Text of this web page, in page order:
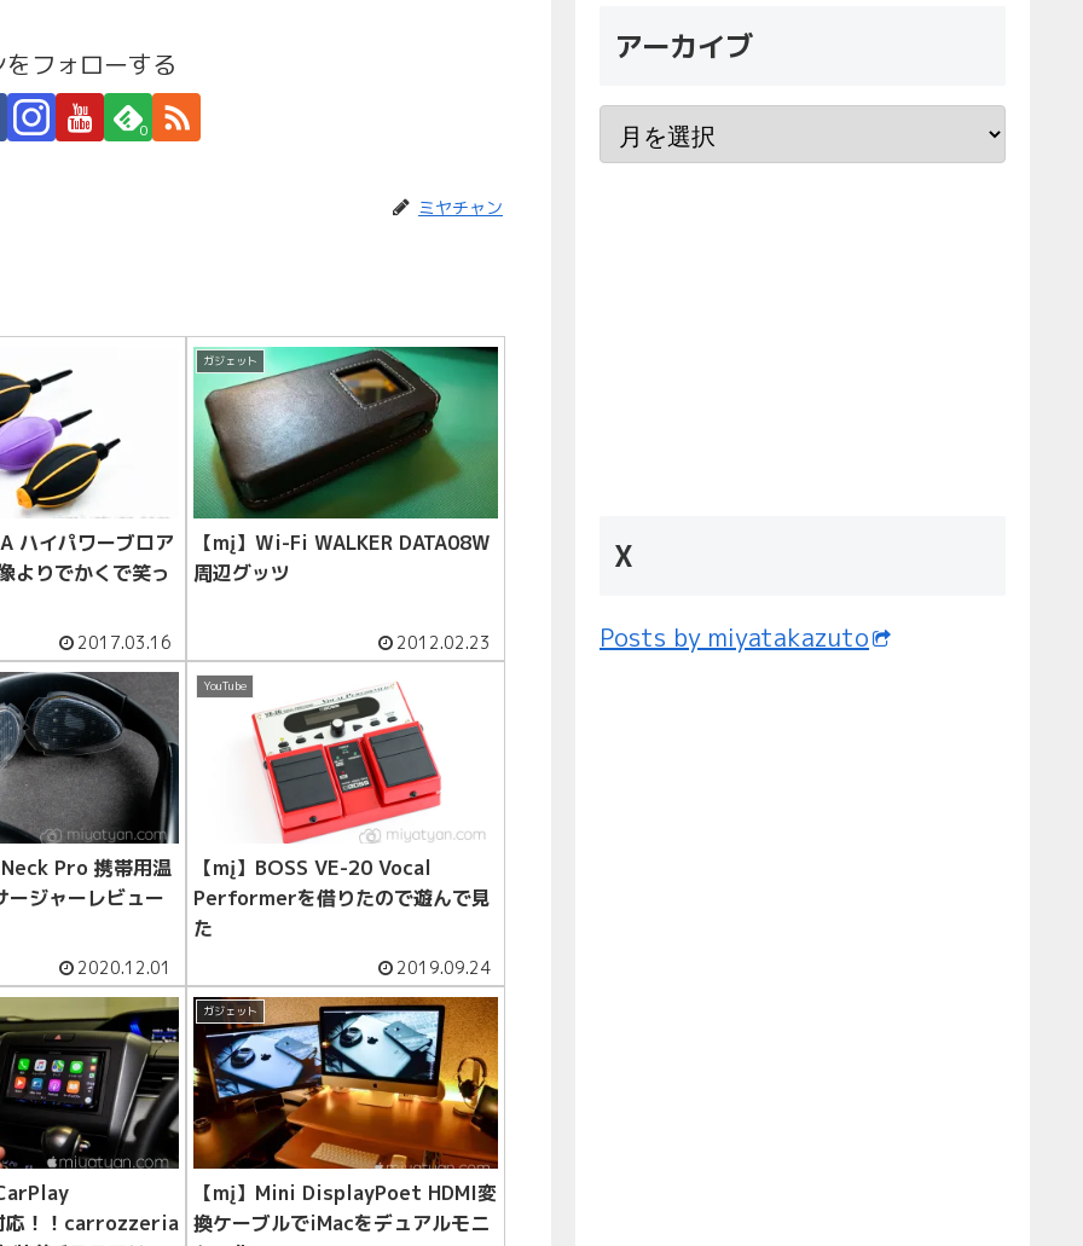
フォローする
0
ミヤチャン
ハイパワーブロア
よりでかくで笑っ
2017.03.16
ガジェット
【mį】Wi-Fi WALKER DATA08W
周辺グッツ
2012.02.23
Pro 携帯用温
ージャーレビュー
2020.12.01
YouTube
【mį】BOSS VE-20 Vocal
Performerを借りたので遊んで見
た
2019.09.24
！！carrozzeria
ガジェット
【mį】Mini DisplayPoet HDMI変
換ケーブルでiMacをデュアルモニ
アーカイブ
X
Posts by miyatakazuto